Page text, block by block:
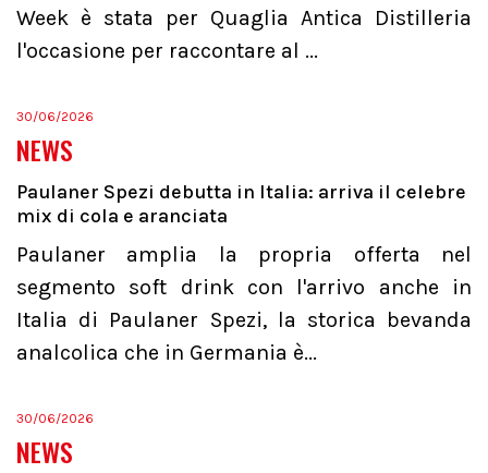
Week è stata per Quaglia Antica Distilleria
l'occasione per raccontare al ...
30/06/2026
NEWS
Paulaner Spezi debutta in Italia: arriva il celebre
mix di cola e aranciata
Paulaner amplia la propria offerta nel
segmento soft drink con l'arrivo anche in
Italia di Paulaner Spezi, la storica bevanda
analcolica che in Germania è...
30/06/2026
NEWS